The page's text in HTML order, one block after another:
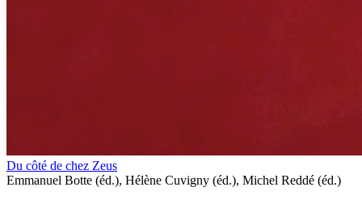
Du côté de chez Zeus
Emmanuel Botte (éd.), Hélène Cuvigny (éd.), Michel Reddé (éd.)